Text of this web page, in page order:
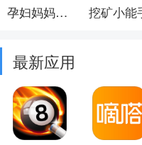
孕妇妈妈日记 挖矿小能
最新应用